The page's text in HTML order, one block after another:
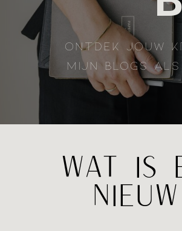
ONTDEK JOUW
MIJN BLOGS
WAT IS
NIEUW